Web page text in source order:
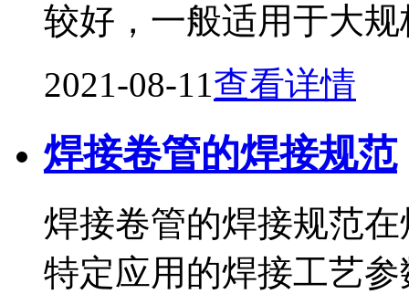
较好，一般适用于大
2021-08-11查看详情
焊接卷管的焊接规范
焊接卷管的焊接规范
特定应用的焊接工艺